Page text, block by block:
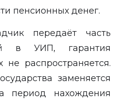
пенсионных денег.
передаёт часть
в УИП, гарантия
не распространяется.
заменяется
период нахождения